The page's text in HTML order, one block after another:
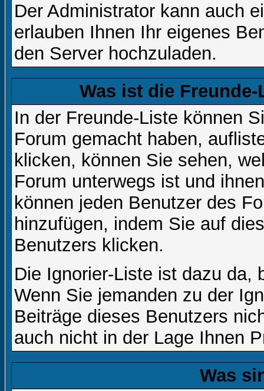
Der Administrator kann auch
erlauben Ihnen Ihr eigenes
den Server hochzuladen.
Was ist die
In der Freunde-Liste können
Forum gemacht haben,
klicken, können Sie sehen,
Forum unterwegs ist und
können jeden Benutzer des
hinzufügen, indem Sie auf
Benutzers klicken.
Die Ignorier-Liste ist dazu da,
Wenn Sie jemanden zu der
Beiträge dieses Benutzers
auch nicht in der Lage Ihnen
Was